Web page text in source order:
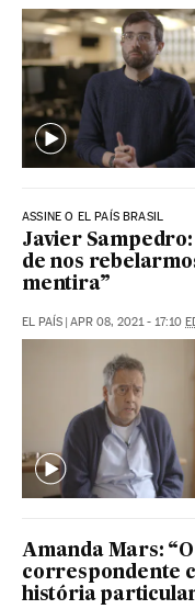
ASSINE O EL PAÍS BRASIL
Javier
de nos
mentira”
EL PAÍS | APR 08, 2021 - 17:10
Amanda Mars:
correspondente
história